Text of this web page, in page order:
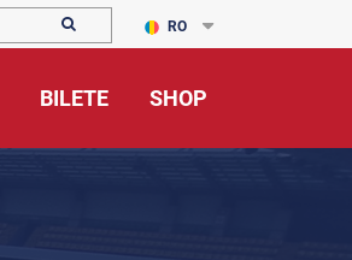
RO
BILETE SHOP